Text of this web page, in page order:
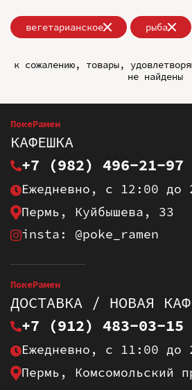
вегетарианское рыба
к сожалению, товары,
не найдены
ПокеРамен
КАФЕШКА
+7 (982) 496-21-97
Ежедневно, с 12:00 до
Пермь, Куйбышева, 33
insta: @poke_ramen
ПокеРамен
ДОСТАВКА / НОВАЯ
+7 (912) 483-03-15
Ежедневно, с 11:00 до
Пермь, Комсомольский